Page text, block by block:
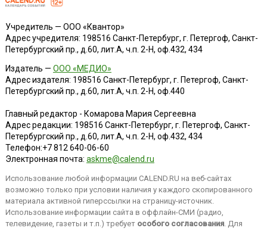
Учредитель — ООО «Квантор»
Адрес учредителя: 198516 Санкт-Петербург, г. Петергоф, Санкт-
Петербургский пр., д.60, лит.А, ч.п. 2-Н, оф.432, 434
Издатель — ООО «МЕДИО»
Адрес издателя: 198516 Санкт-Петербург, г. Петергоф, Санкт-
Петербургский пр., д.60, лит.А, ч.п. 2-Н, оф.440
Главный редактор - Комарова Мария Сергеевна
Адрес редакции: 198516 Санкт-Петербург, г. Петергоф, Санкт-
Петербургский пр., д.60, лит.А, ч.п. 2-Н, оф.432, 434
Телефон:+7 812 640-06-60
Электронная почта: askme@calend.ru
Использование любой информации CALEND.RU на веб-сайтах
возможно только при условии наличия у каждого скопированного
материала активной гиперссылки на страницу-источник.
Использование информации сайта в оффлайн-СМИ (радио,
телевидение, газеты и т.п.) требует особого согласования. Для